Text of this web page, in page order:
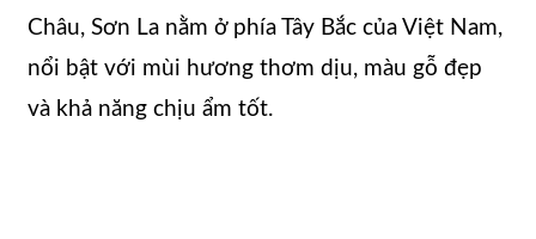
Châu, Sơn La nằm ở phía Tây Bắc của Việt Nam,
nổi bật với mùi hương thơm dịu, màu gỗ đẹp
và khả năng chịu ẩm tốt.